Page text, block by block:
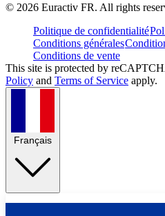
© 2026 Euractiv FR. All rights
Politique de confidentialité
Conditions générales
Conditions de vente
This site is protected by
Policy and Terms of Service apply.
Français